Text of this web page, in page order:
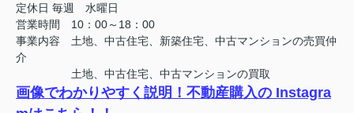
定休日 毎週 水曜日
営業時間 10：00～18：00
事業内容 土地、中古住宅、新築住宅、中古マンションの売買仲
介
土地、中古住宅、中古マンションの買取
画像でわかりやすく説明！不動産購入の Instagra